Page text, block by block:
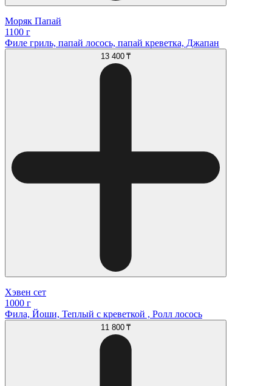
Моряк Папай
1100 г
Филе гриль, папай лосось, папай креветка, Джапан
13 400 ₸
Хэвен сет
1000 г
Фила, Йоши, Теплый с креветкой , Ролл лосось
11 800 ₸